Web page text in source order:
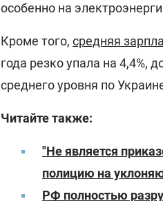
особенно на
Кроме того, средняя
года резко упала на 4,4%,
среднего уровня по
Читайте также:
"Не является
полицию на
РФ полностью